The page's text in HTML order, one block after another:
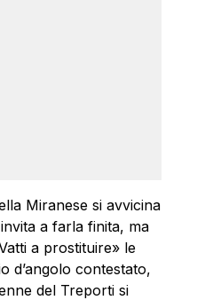
Miranese si avvicina
a farla finita, ma
a prostituire» le
d’angolo contestato,
del Treporti si